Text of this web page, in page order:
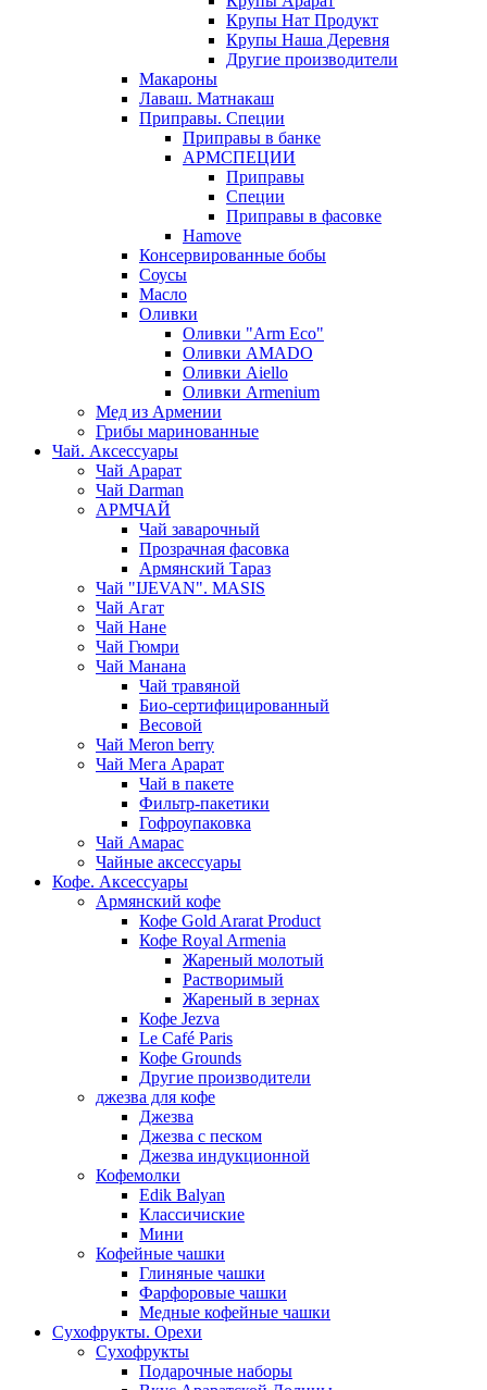
Крупы Нат Продукт
Крупы Наша Деревня
Другие производители
Макароны
Лаваш. Матнакаш
Приправы. Специи
Приправы в банке
АРМСПЕЦИИ
Приправы
Специи
Приправы в фасовке
Hamove
Консервированные бобы
Соусы
Масло
Оливки
Оливки "Arm Eco"
Оливки AMADO
Оливки Aiello
Оливки Armenium
Мед из Армении
Грибы маринованные
Чай. Аксессуары
Чай Арарат
Чай Darman
АРМЧАЙ
Чай заварочный
Прозрачная фасовка
Армянский Тараз
Чай "IJEVAN". MASIS
Чай Агат
Чай Нане
Чай Гюмри
Чай Манана
Чай травяной
Био-сертифицированный
Весовой
Чай Meron berry
Чай Мега Арарат
Чай в пакете
Фильтр-пакетики
Гофроупаковка
Чай Амарас
Чайные аксессуары
Кофе. Аксессуары
Армянский кофе
Кофе Gold Ararat Product
Кофе Royal Armenia
Жареный молотый
Растворимый
Жареный в зернах
Кофе Jezva
Le Café Paris
Кофе Grounds
Другие производители
джезва для кофе
Джезва
Джезва с песком
Джезва индукционной
Кофемолки
Edik Balyan
Классичиские
Мини
Кофейные чашки
Глиняные чашки
Фарфоровые чашки
Медные кофейные чашки
Сухофрукты. Орехи
Сухофрукты
Подарочные наборы